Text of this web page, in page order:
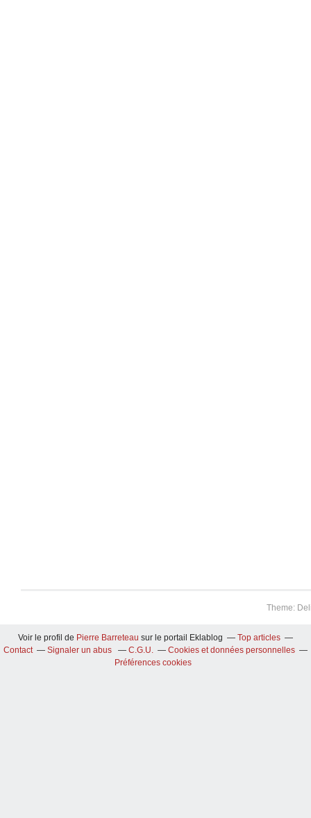
Theme:
Voir le profil de Pierre Barreteau sur le portail Eklablog
Top articles
Contact
Signaler un abus C.G.U.
Cookies et données personnelles
Préférences cookies